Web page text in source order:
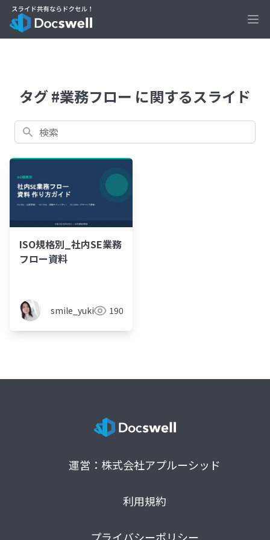
タグ #業務フロー に関するスライド
検索
ISO規格別_社内SE業務
フロー資料
smile_yukiko_it190
運営：株式会社アプルーシッド
利用規約